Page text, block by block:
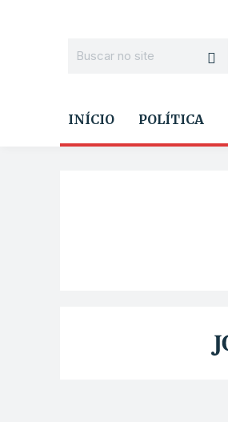
INÍCIO POLÍTICA